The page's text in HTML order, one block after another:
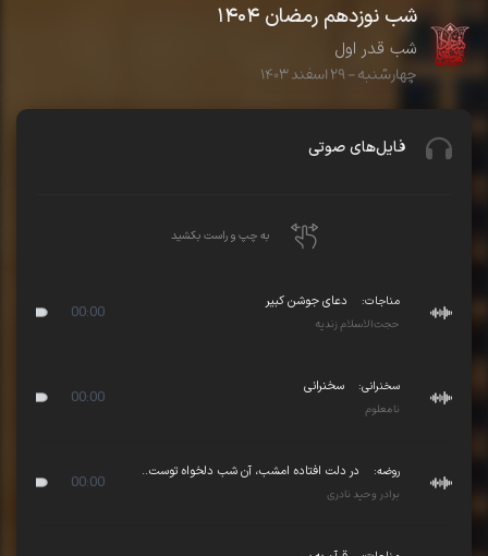
شب نوزدهم رمضان ۱۴۰۴
شب قدر اول
چهارشنبه - ۲۹ اسفند ۱۴۰۳
فایل‌های صوتی
به چپ و راست بکشید
مناجات:
دعای جوشن کبیر
حجت‌الاسلام زندیه
00:00
سخنرانی:
سخنرانی
نامعلوم
00:00
روضه:
در دلت افتاده امشب، آن شب دلخواه توست..
برادر وحید نادری
00:00